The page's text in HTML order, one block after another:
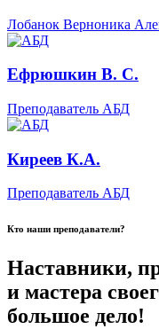
Лобанок Верноника
Ефрюшкин В. С.
Преподаватель АБД
Киреев К.А.
Преподаватель АБД
Кто наши преподаватели?
Наставники,
и мастера
большое дело!